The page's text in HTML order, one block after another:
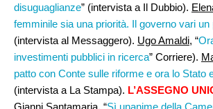
disuguaglianze” (intervista a Il Dubbio).
femminile sia una priorità. Il governo vari un
(intervista al Messaggero). Ugo Amaldi, “
investimenti pubblici in ricerca” Corriere).
patto con Conte sulle riforme e ora lo Stato
(intervista a La Stampa). L’ASSEGNO
Gianni Santamaria, “Sì unanime della